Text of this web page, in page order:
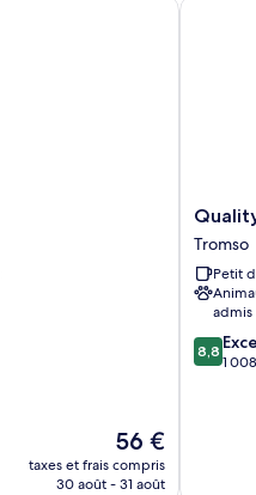
Le
nouveau
prix
56 €
taxes et frais compris
30 août - 31 août
Quality
Hotel
Grand
Tromso
Tromso
Tromso
Petit
admis
8.8
sur
8,8
1